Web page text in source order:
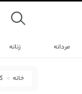
Search
مردانه زنانه
خانه